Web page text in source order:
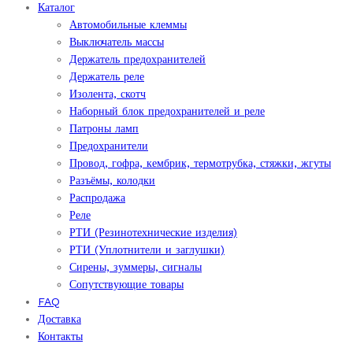
Каталог
Автомобильные клеммы
Выключатель массы
Держатель предохранителей
Держатель реле
Изолента, скотч
Наборный блок предохранителей и реле
Патроны ламп
Предохранители
Провод, гофра, кембрик, термотрубка, стяжки, жгуты
Разъёмы, колодки
Распродажа
Реле
РТИ (Резинотехнические изделия)
РТИ (Уплотнители и заглушки)
Сирены, зуммеры, сигналы
Сопутствующие товары
FAQ
Доставка
Контакты